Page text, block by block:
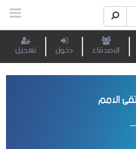
الاصدقاء دخول تسجيل
الامم